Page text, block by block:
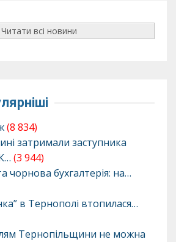
Читати всі новини
(8 834)
затримали заступника
(3 944)
чорнова бухгалтерія: на…
в Тернополі втопилася…
Тернопільщини не можна